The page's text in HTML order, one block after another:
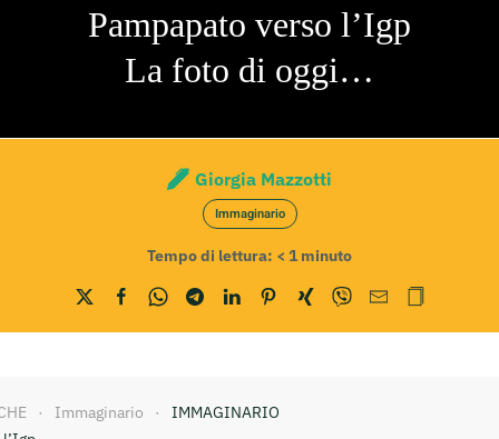
Pampapato verso l’Igp
La foto di oggi…
Giorgia Mazzotti
Immaginario
Tempo di lettura: < 1 minuto
Immaginario
IMMAGINARIO